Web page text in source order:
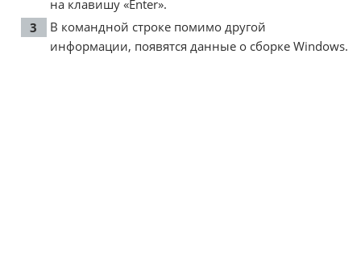
на клавишу «Enter».
В командной строке помимо другой
информации, появятся данные о сборке Windows.